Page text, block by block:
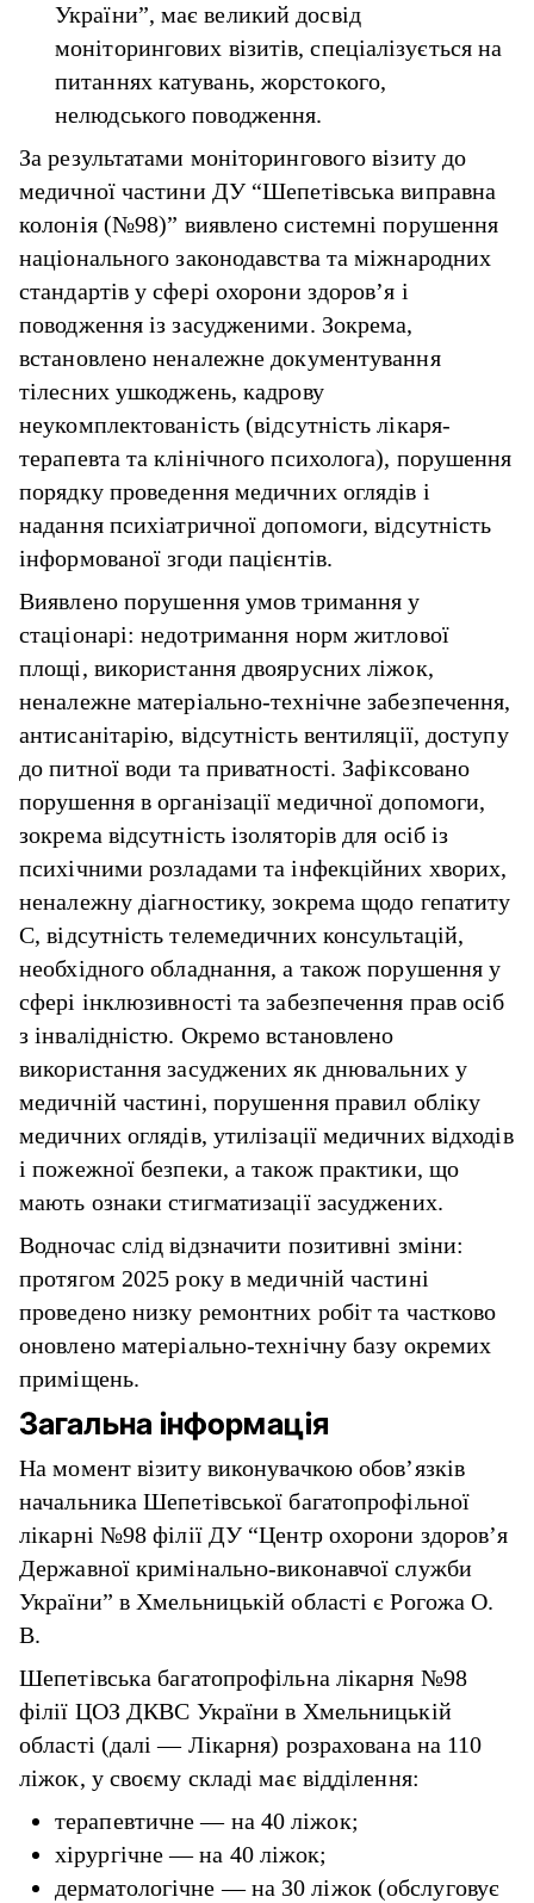
України”, має великий досвід
моніторингових візитів, спеціалізується на
питаннях катувань, жорстокого,
нелюдського поводження.
За результатами моніторингового візиту до
медичної частини ДУ “Шепетівська виправна
колонія (№98)” виявлено системні порушення
національного законодавства та міжнародних
стандартів у сфері охорони здоров’я і
поводження із засудженими. Зокрема,
встановлено неналежне документування
тілесних ушкоджень, кадрову
неукомплектованість (відсутність лікаря-
терапевта та клінічного психолога), порушення
порядку проведення медичних оглядів і
надання психіатричної допомоги, відсутність
інформованої згоди пацієнтів.
Виявлено порушення умов тримання у
стаціонарі: недотримання норм житлової
площі, використання двоярусних ліжок,
неналежне матеріально-технічне забезпечення,
антисанітарію, відсутність вентиляції, доступу
до питної води та приватності. Зафіксовано
порушення в організації медичної допомоги,
зокрема відсутність ізоляторів для осіб із
психічними розладами та інфекційних хворих,
неналежну діагностику, зокрема щодо гепатиту
C, відсутність телемедичних консультацій,
необхідного обладнання, а також порушення у
сфері інклюзивності та забезпечення прав осіб
з інвалідністю. Окремо встановлено
використання засуджених як днювальних у
медичній частині, порушення правил обліку
медичних оглядів, утилізації медичних відходів
і пожежної безпеки, а також практики, що
мають ознаки стигматизації засуджених.
Водночас слід відзначити позитивні зміни:
протягом 2025 року в медичній частині
проведено низку ремонтних робіт та частково
оновлено матеріально-технічну базу окремих
приміщень.
Загальна інформація
На момент візиту виконувачкою обов’язків
начальника Шепетівської багатопрофільної
лікарні №98 філії ДУ “Центр охорони здоров’я
Державної кримінально-виконавчої служби
України” в Хмельницькій області є Рогожа О.
В.
Шепетівська багатопрофільна лікарня №98
філії ЦОЗ ДКВС України в Хмельницькій
області (далі — Лікарня) розрахована на 110
ліжок, у своєму складі має відділення:
терапевтичне — на 40 ліжок;
хірургічне — на 40 ліжок;
дерматологічне — на 30 ліжок (обслуговує